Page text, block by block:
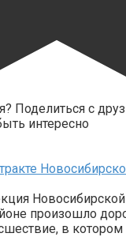
Поделиться с
интересно
произошло
в котором